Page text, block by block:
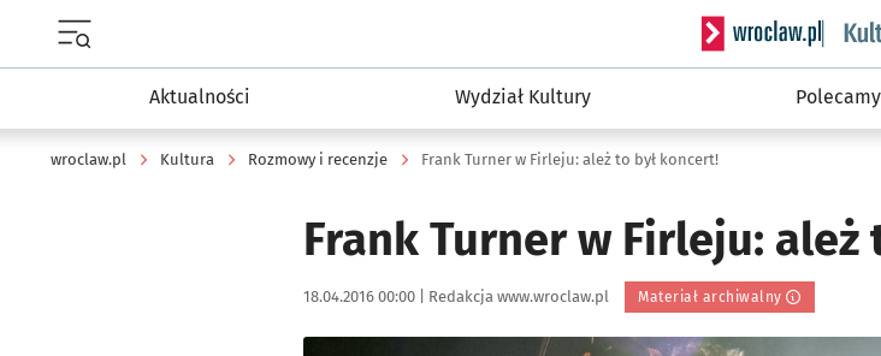
Serwis informacyjny
Aktualności Wydział Kultury Polecamy
wroclaw.pl Kultura Rozmowy i recenzje Frank Turner w Firleju: ależ to był koncert!
Frank Turner w Firleju: ależ
Data publikacji:
18.04.2016 00:00 | Autor:
Redakcja www.wroclaw.pl Materiał archiwalny